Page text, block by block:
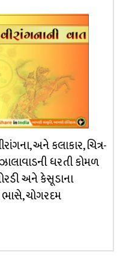
અને કલાકાર, ચિત્ર-
ધરતી કોમળ
અને કેસૂડાના
ભાસે, ચોગરદમ